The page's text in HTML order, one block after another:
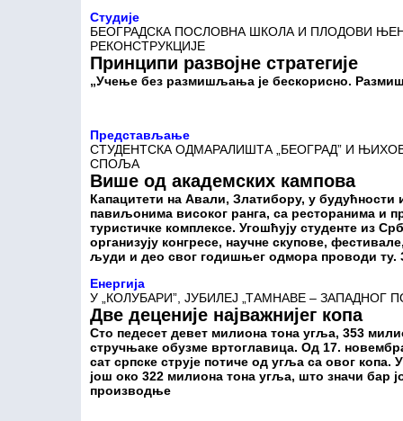
Студије
БЕОГРАДСКА ПОСЛОВНА ШКОЛА И ПЛОДОВИ
РЕКОНСТРУКЦИЈЕ
Принципи развојне стратегије
„Учење без размишљања је бескорисно.
Представљање
СТУДЕНТСКА ОДМАРАЛИШТА „БЕОГРАД” И
СПОЉА
Више од академских кампова
Капацитети на Авали, Златибору, у
павиљонима високог ранга, са ресторанима и
туристичке комплексе. Угошћују студенте из
организују конгресе, научне скупове,
људи и део свог годишњег одмора проводи ту.
Енергија
У „КОЛУБАРИ”, ЈУБИЛЕЈ „ТАМНАВЕ – ЗАПАДНОГ
Две деценије најважнијег копа
Сто педесет девет милиона тона угља, 353
стручњаке обузме вртоглавица. Од 17.
сат српске струје потиче од угља са овог
још око 322 милиона тона угља, што значи бар
производње